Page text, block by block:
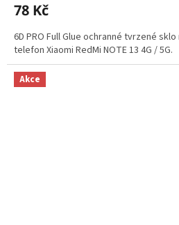
78 Kč
6D PRO Full Glue ochranné tvrzené
telefon Xiaomi RedMi NOTE 13 4G / 5G.
Akce